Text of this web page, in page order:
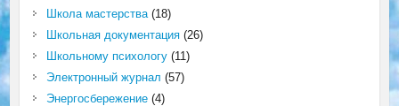
Школа мастерства(18)
Школьная документация(26)
Школьному психологу(11)
Электронный журнал (57)
Энергосбережение(4)